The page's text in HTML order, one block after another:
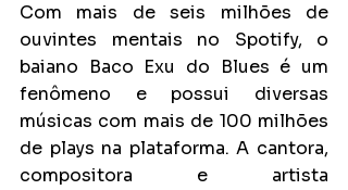
Com mais de seis milhões de
ouvintes mentais no Spotify, o
baiano Baco Exu do Blues é um
fenômeno e possui diversas
músicas com mais de 100 milhões
de plays na plataforma. A cantora,
compositora e artista